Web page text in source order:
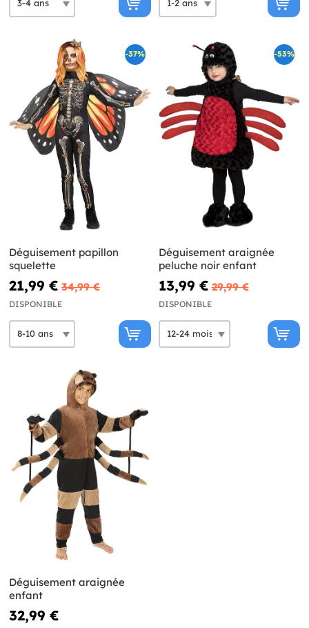
-37%
Déguisement papillon
squelette
21,99 € 34,99 €
DISPONIBLE
-53%
Déguisement araignée
peluche noir enfant
13,99 € 29,99 €
DISPONIBLE
Déguisement araignée
enfant
32,99 €